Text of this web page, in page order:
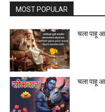
MOST POPULAR
चला पाहू
चला पाहू